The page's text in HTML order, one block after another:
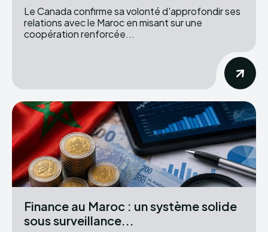
Le Canada confirme sa volonté d'approfondir ses
relations avec le Maroc en misant sur une
coopération renforcée...
Finance au Maroc : un système solide
sous surveillance...